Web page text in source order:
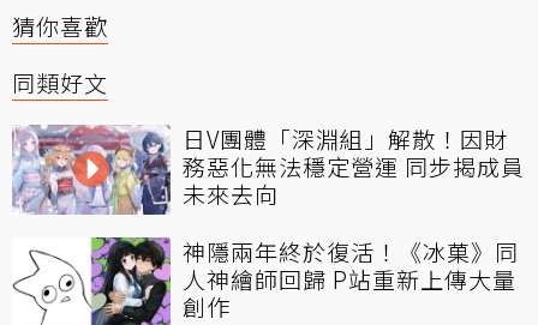
猜你喜歡
同類好文
日V團體「深淵組」解散！因財
務惡化無法穩定營運 同步揭成員
未來去向
神隱兩年終於復活！《冰菓》同
人神繪師回歸 P站重新上傳大量
創作